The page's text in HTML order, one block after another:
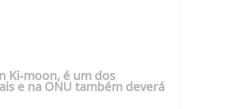
Ki-moon, é um dos
e na ONU também deverá